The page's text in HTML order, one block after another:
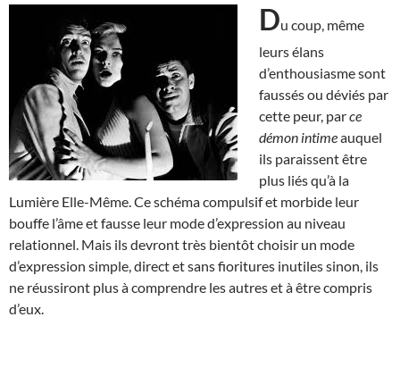
Du coup, même
leurs élans
d’enthousiasme sont
faussés ou déviés par
cette peur, parce
démon intimeauquel
ils paraissent être
plus liés qu’à la
Lumière Elle-Même. Ce schéma compulsif et morbide leur
bouffe l’âme et fausse leur mode d’expression au niveau
relationnel. Mais ils devront très bientôt choisir un mode
d’expression simple, direct et sans fioritures inutiles sinon, ils
ne réussiront plus à comprendre les autres et à être compris
d’eux.